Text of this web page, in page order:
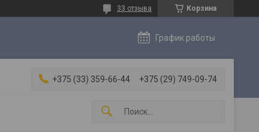
Корзина
33 отзыва
График работы
+375 (33) 359-66-44 +375 (29) 749-09-74